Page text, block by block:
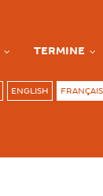
TERMINE
ENGLISH FRANÇAIS